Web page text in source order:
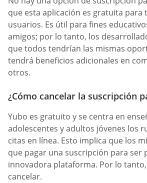
que esta aplicación es gratuita para
usuarios. Es útil para fines
amigos; por lo tanto, los
que todos tendrían las mismas
tendrá beneficios adicionales en
otros.
¿Cómo cancelar la suscripción
Yubo es gratuito y se centra en
adolescentes y adultos jóvenes los
citas en línea. Esto implica que los
que pagar una suscripción para ser
innovadora plataforma. Por lo
cancelar.